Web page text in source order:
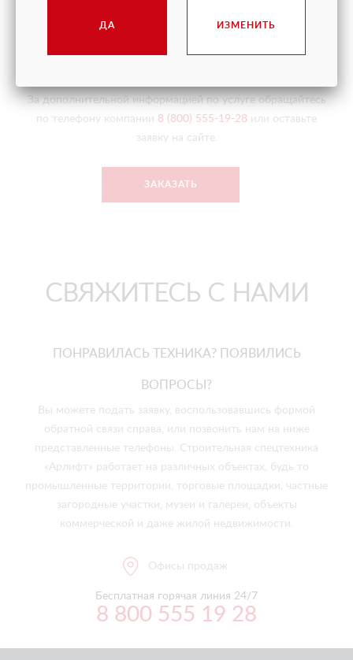
Опытный оператор КМУ поможет в решении любых
За дополнительной информацией по услуге обращайтесь
по телефону компании 8 (800) 555-19-28 или оставьте
заявку на сайте.
ЗАКАЗАТЬ
СВЯЖИТЕСЬ С НАМИ
ПОНРАВИЛАСЬ ТЕХНИКА? ПОЯВИЛИСЬ
ВОПРОСЫ?
Вы можете подать заявку, воспользовавшись формой
обратной связи справа, или позвонить нам на ниже
представленные телефоны. Строительная спецтехника
«Арлифт» работает на различных объектах, будь то
промышленные территории, торговые площадки, частные
загородные участки, музеи и галереи, объекты
коммерческой и даже жилой недвижимости.
Офисы продаж
Бесплатная горячая линия 24/7
8 800 555 19 28
ДА ИЗМЕНИТЬ